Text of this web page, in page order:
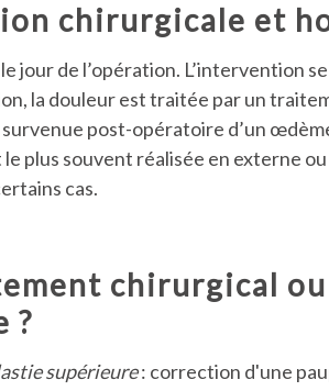
chirurgicale et
jour de l’opération. L’intervention
la douleur est traitée par un
post-opératoire d’un
plus souvent réalisée en externe
cas.
chirurgical
?
supérieure: correction d'une